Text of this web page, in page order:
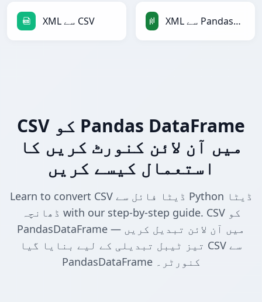
XML سے CSV XML سے PandasDataFrame
CSV کو Pandas DataFrame
میں آن لائن کنورٹ کریں کا
استعمال کیسے کریں
Learn to convert CSV ڈیٹا فائل سے Python ڈیٹا
ڈھانچہ with our step-by-step guide. CSV کو
PandasDataFrame میں آن لائن تبدیل کریں —
تیز ٹیبل تبدیلی کے لیے بنایا گیا CSV سے
PandasDataFrame کنورٹر۔